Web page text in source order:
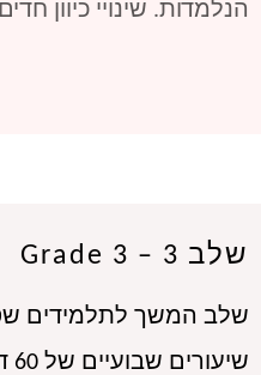
הנלמדות. שינויי כיוון
שלב 3 – Grade 3